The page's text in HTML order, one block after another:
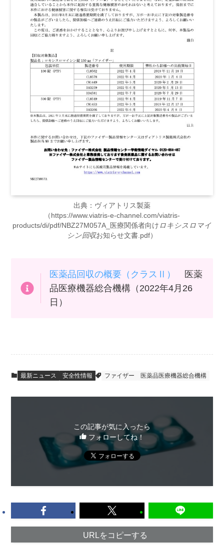
出典：ヴィアトリス製薬
（https://www.viatris-e-channel.com/viatris-
products/di/pdf/NBZ27M057A_医療関係者向けロキシスロマイ
シン回収お知らせ文書.pdf）
医薬品回収の概要（クラスⅡ）
医薬
品医療機器総合機構（2022年4月26
日）
最新ニュース 安全性情報 ファイザー 医薬品医療機器総合機構
この記事が気に入ったら
フォローしてね！
URLをコピーする